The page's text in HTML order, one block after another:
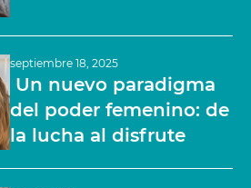
septiembre 18, 2025
Un nuevo paradigma
del poder femenino: de
la lucha al disfrute